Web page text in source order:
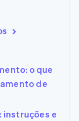
o que
de
instruções e